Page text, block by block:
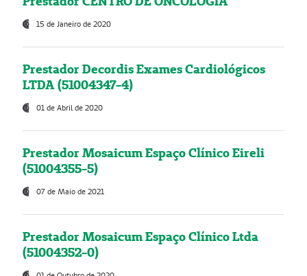
15 de Janeiro de 2020
Prestador Decordis Exames Cardiológicos
LTDA (51004347-4)
01 de Abril de 2020
Prestador Mosaicum Espaço Clínico Eireli
(51004355-5)
07 de Maio de 2021
Prestador Mosaicum Espaço Clínico Ltda
(51004352-0)